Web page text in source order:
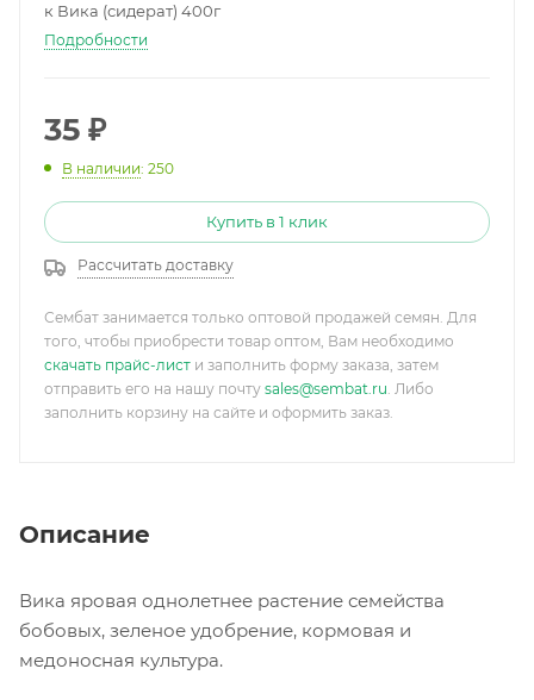
к Вика (сидерат) 400г
Подробности
35 ₽
В наличии: 250
Купить в 1 клик
Рассчитать доставку
Сембат занимается только оптовой продажей семян. Для
того, чтобы приобрести товар оптом, Вам необходимо
скачать прайс-лист и заполнить форму заказа, затем
отправить его на нашу почту sales@sembat.ru. Либо
заполнить корзину на сайте и оформить заказ.
Описание
Вика яровая однолетнее растение семейства
бобовых, зеленое удобрение, кормовая и
медоносная культура.